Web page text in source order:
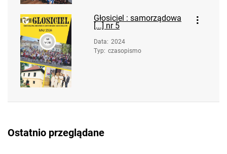
Głosiciel : samorządowa
[...] nr 5
Data: 2024
Typ: czasopismo
Ostatnio przeglądane